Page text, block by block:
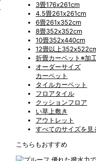
3畳176x261cm
4.5畳261x261cm
6畳261x352cm
8畳352x352cm
10畳352x440cm
12畳以上
折畳カーペット※加
オーダーサイズ
カーペット
タイルカーペット
フロアタイル
クッションフロア
い草上敷き
アウトレット
すべてのサイズを見
こちらもおすすめ